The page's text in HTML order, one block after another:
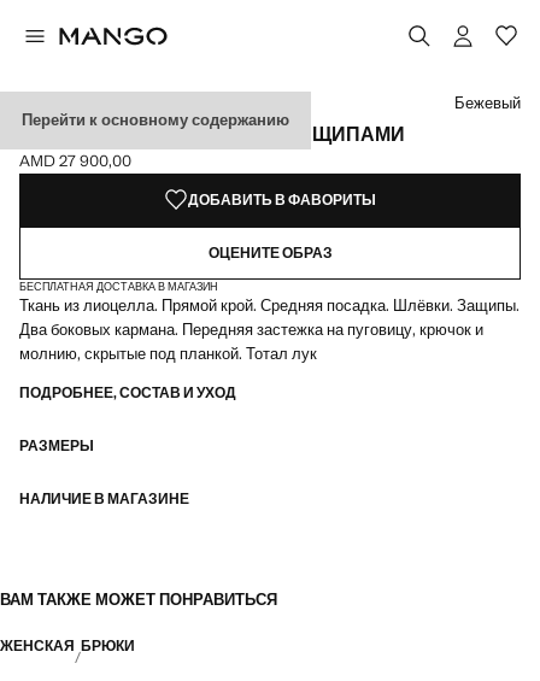
Перейти к основному содержанию
БЕРМУДЫ ИЗ ЛИОЦЕЛЛА С ЗАЩИПАМИ
Текущая цена [AMD 27 900,00 ]
AMD 27 900,00
Выберите цвет
Выбранный цвет: Бежевый
Бежевый
ДОБАВИТЬ В ФАВОРИТЫ
ОЦЕНИТЕ ОБРАЗ
БЕСПЛАТНАЯ ДОСТАВКА В МАГАЗИН
Ткань из лиоцелла. Прямой крой. Средняя посадка. Шлёвки. Защипы.
Два боковых кармана. Передняя застежка на пуговицу, крючок и
молнию, скрытые под планкой. Тотал лук
ПОДРОБНЕЕ, СОСТАВ И УХОД
РАЗМЕРЫ
НАЛИЧИЕ В МАГАЗИНЕ
ВАМ ТАКЖЕ МОЖЕТ ПОНРАВИТЬСЯ
ЖЕНСКАЯ БРЮКИ